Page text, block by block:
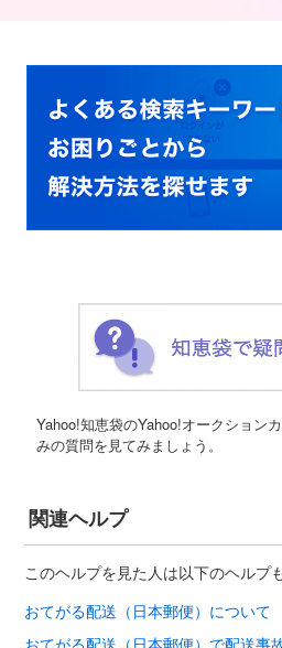
Yahoo!知恵袋のYahoo!オークション
みの質問を見てみましょう。
関連ヘルプ
このヘルプを見た人は以下のヘルプ
おてがる配送（日本郵便）について
おてがる配送（日本郵便）で配送事